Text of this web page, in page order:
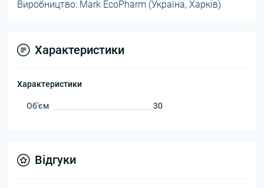
Виробництво: Mark EcoPharm (Україна, Харків)
Характеристики
Характеристики
Об'єм 30
Відгуки